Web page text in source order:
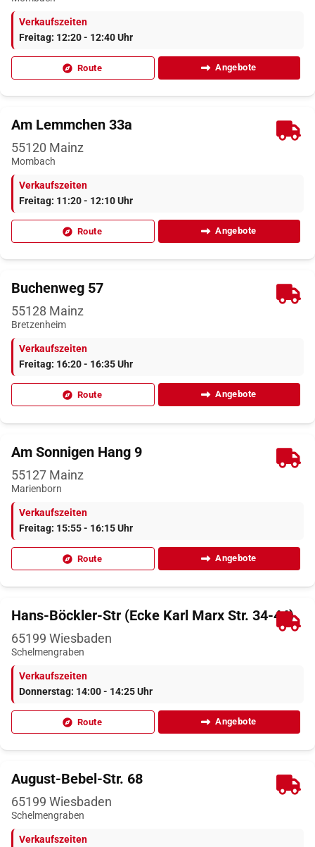
Verkaufszeiten
Freitag: 12:20 - 12:40 Uhr
Route Angebote
Am Lemmchen 33a
55120 Mainz
Mombach
Verkaufszeiten
Freitag: 11:20 - 12:10 Uhr
Route Angebote
Buchenweg 57
55128 Mainz
Bretzenheim
Verkaufszeiten
Freitag: 16:20 - 16:35 Uhr
Route Angebote
Am Sonnigen Hang 9
55127 Mainz
Marienborn
Verkaufszeiten
Freitag: 15:55 - 16:15 Uhr
Route Angebote
Hans-Böckler-Str (Ecke Karl Marx Str. 34-44)
65199 Wiesbaden
Schelmengraben
Verkaufszeiten
Donnerstag: 14:00 - 14:25 Uhr
Route Angebote
August-Bebel-Str. 68
65199 Wiesbaden
Schelmengraben
Verkaufszeiten